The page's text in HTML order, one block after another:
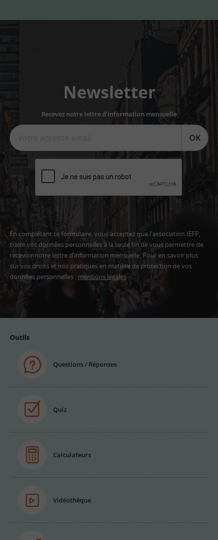
Newsletter
Recevez notre lettre d'information mensuelle
OK
En complétant ce formulaire, vous acceptez que l'association IEFP,
traite vos données personnelles à la seule fin de vous permettre de
recevoir notre lettre d’information mensuelle. Pour en savoir plus
sur vos droits et nos pratiques en matière de protection de vos
données personnelles : mentions légales
Outils
Questions / Réponses
Quiz
Calculateurs
Vidéothèque